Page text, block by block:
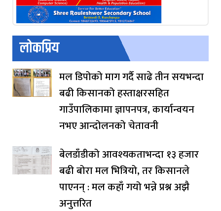
लोकप्रिय
मल डिपोको माग गर्दै साढे तीन सयभन्दा
बढी किसानको हस्ताक्षरसहित
गाउँपालिकामा ज्ञापनपत्र, कार्यान्वयन
नभए आन्दोलनको चेतावनी
बेलडाँडीको आवश्यकताभन्दा १३ हजार
बढी बोरा मल भित्रियो, तर किसानले
पाएनन् : मल कहाँ गयो भन्ने प्रश्न अझै
अनुत्तरित